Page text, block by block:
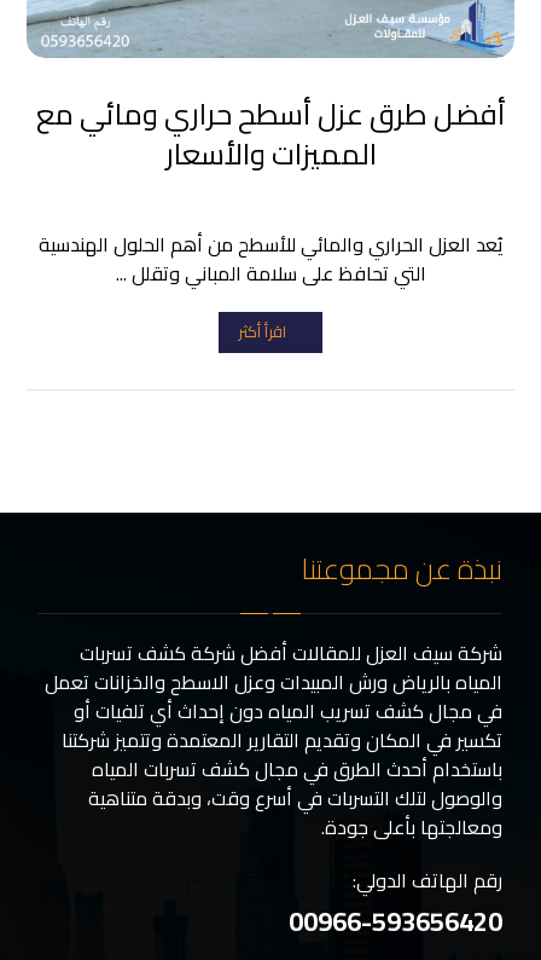
أفضل طرق عزل أسطح حراري ومائي مع
المميزات والأسعار
يُعد العزل الحراري والمائي للأسطح من أهم الحلول الهندسية
التي تحافظ على سلامة المباني وتقلل ...
اقرأ أكثر
نبذة عن مجموعتنا
شركة سيف العزل للمقالات أفضل شركة كشف تسربات
المياه بالرياض ورش المبيدات وعزل الاسطح والخزانات تعمل
في مجال كشف تسريب المياه دون إحداث أي تلفيات أو
تكسير في المكان وتقديم التقارير المعتمدة وتتميز شركتنا
باستخدام أحدث الطرق في مجال كشف تسربات المياه
والوصول لتلك التسربات في أسرع وقت، وبدقة متناهية
ومعالجتها بأعلى جودة.
رقم الهاتف الدولي:
00966-593656420